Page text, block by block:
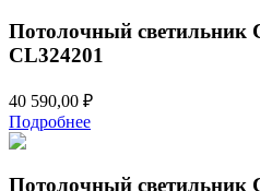
Потолочный светильник
CL324201
40 590,00 ₽
Подробнее
Потолочный светильник